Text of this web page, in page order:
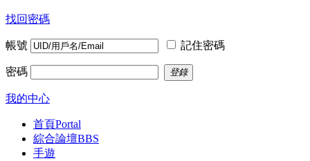
找回密碼
帳號 記住密碼
密碼 登錄
我的中心
首頁Portal
綜合論壇BBS
手遊